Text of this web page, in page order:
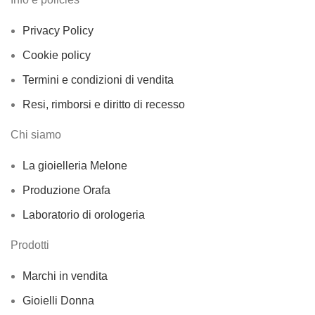
Privacy Policy
Cookie policy
Termini e condizioni di vendita
Resi, rimborsi e diritto di recesso
Chi siamo
La gioielleria Melone
Produzione Orafa
Laboratorio di orologeria
Prodotti
Marchi in vendita
Gioielli Donna